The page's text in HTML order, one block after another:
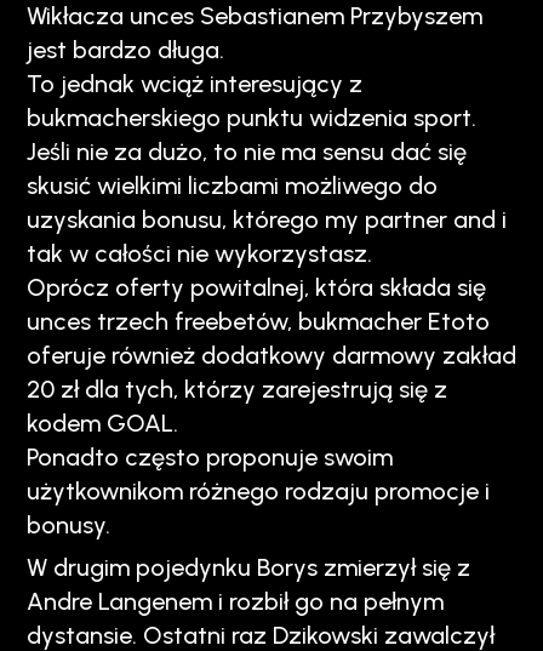
Wikłacza unces Sebastianem Przybyszem
jest bardzo długa.
To jednak wciąż interesujący z
bukmacherskiego punktu widzenia sport.
Jeśli nie za dużo, to nie ma sensu dać się
skusić wielkimi liczbami możliwego do
uzyskania bonusu, którego my partner and i
tak w całości nie wykorzystasz.
Oprócz oferty powitalnej, która składa się
unces trzech freebetów, bukmacher Etoto
oferuje również dodatkowy darmowy zakład
20 zł dla tych, którzy zarejestrują się z
kodem GOAL.
Ponadto często proponuje swoim
użytkownikom różnego rodzaju promocje i
bonusy.
W drugim pojedynku Borys zmierzył się z
Andre Langenem i rozbił go na pełnym
dystansie. Ostatni raz Dzikowski zawalczył